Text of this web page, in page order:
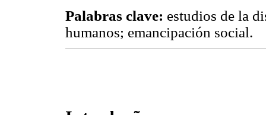
Palabras clave: estudios de la
humanos; emancipación social.